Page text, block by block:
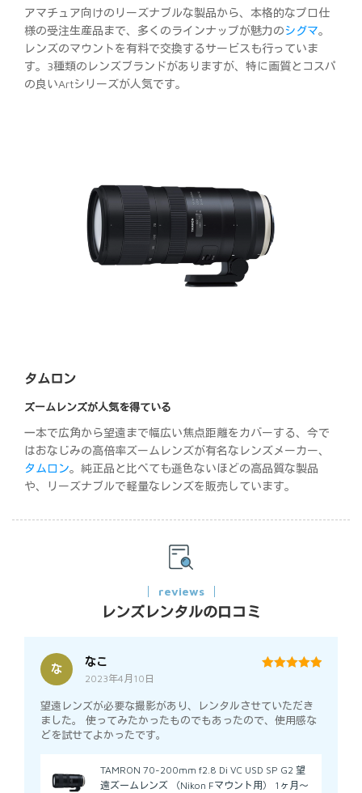
アマチュア向けのリーズナブルな製品から、本格的なプロ仕
様の受注生産品まで、多くのラインナップが魅力のシグマ。
レンズのマウントを有料で交換するサービスも行っていま
す。3種類のレンズブランドがありますが、特に画質とコスパ
の良いArtシリーズが人気です。
タムロン
ズームレンズが人気を得ている
一本で広角から望遠まで幅広い焦点距離をカバーする、今で
はおなじみの高倍率ズームレンズが有名なレンズメーカー、
タムロン。純正品と比べても遜色ないほどの高品質な製品
や、リーズナブルで軽量なレンズを販売しています。
reviews
レンズレンタルの口コミ
な
なこ
2023年4月10日
望遠レンズが必要な撮影があり、レンタルさせていただき
ました。 使ってみたかったものでもあったので、使用感な
どを試せてよかったです。
TAMRON 70-200mm f2.8 Di VC USD SP G2 望
遠ズームレンズ （Nikon Fマウント用） 1ヶ月～